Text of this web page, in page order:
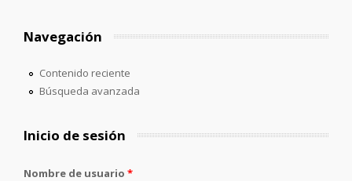
Navegación
Contenido reciente
Búsqueda avanzada
Inicio de sesión
Nombre de usuario *